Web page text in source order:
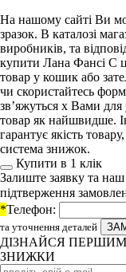
На нашому сайті Ви
зразок. В каталозі
виробників, та
купити Лана Фансі С
товар у кошик або
чи скористайтесь
зв’яжуться х Вами для
товар як найшвидше.
гарантує якість
система знижок.
Купити в 1 клiк
Залиште заявку та
підтверження
*Телефон:
та уточнення деталей
ДІЗНАЙСЯ
ЗНИЖКИ